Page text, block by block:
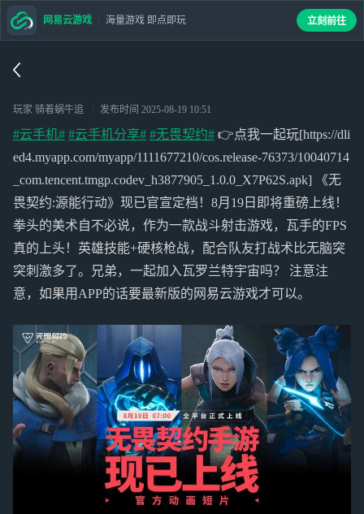
玩家 骑着蜗牛追 发布时间 2025-08-19 10:51
#云手机# #云手机分享# #无畏契约# 👉点我一起玩[https://dli
ed4.myapp.com/myapp/1111677210/cos.release-76373/10040714
_com.tencent.tmgp.codev_h3877905_1.0.0_X7P62S.apk] 《无
畏契约:源能行动》现已官宣定档！8月19日即将重磅上线！
拳头的美术自不必说，作为一款战斗射击游戏，瓦手的FPS
真的上头！英雄技能+硬核枪战，配合队友打战术比无脑突
突刺激多了。兄弟，一起加入瓦罗兰特宇宙吗？ 注意注
意，如果用APP的话要最新版的网易云游戏才可以。
网易云游戏 海量游戏 即点即玩 立刻前往